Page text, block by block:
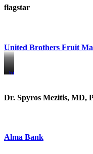
flagstar
United Brothers Fruit
https://
https://
Dr. Spyros Mezitis, MD,
Alma Bank